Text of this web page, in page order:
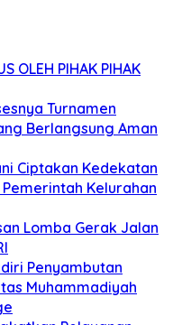
OLEH PIHAK PIHAK
Turnamen
Berlangsung Aman
Ciptakan Kedekatan
Kelurahan
Lomba Gerak Jalan
Penyambutan
Muhammadiyah